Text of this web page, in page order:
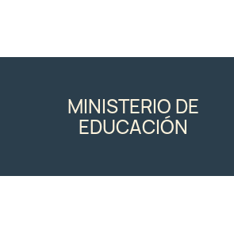
MINISTERIO DE
EDUCACIÓN